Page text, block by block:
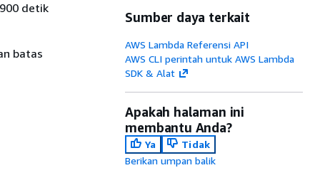
detik
batas
Sumber daya terkait
AWS Lambda Referensi API
AWS CLI perintah untuk AWS Lambda
SDK & Alat
Apakah halaman ini
membantu Anda?
Ya
Tidak
Berikan umpan balik